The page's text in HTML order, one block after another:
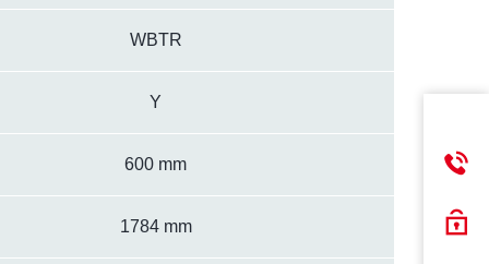
WBTR
Y
600 mm
1784 mm